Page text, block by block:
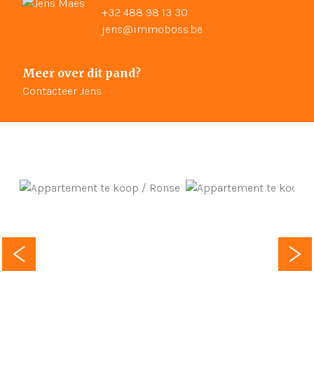
+32 488 98 13 30
jens@immoboss.be
Meer over dit pand?
Contacteer Jens